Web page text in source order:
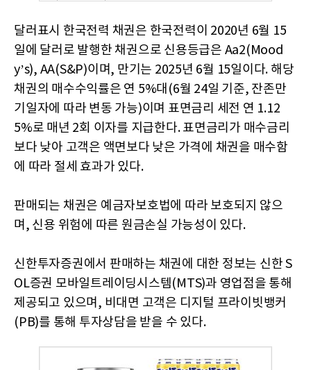
달러표시 한국전력 채권은 한국전력이 2020년 6월 15
일에 달러로 발행한 채권으로 신용등급은 Aa2(Mood
y’s), AA(S&P)이며, 만기는 2025년 6월 15일이다. 해당
채권의 매수수익률은 연 5%대(6월 24일 기준, 잔존만
기일자에 따라 변동 가능)이며 표면금리 세전 연 1.12
5%로 매년 2회 이자를 지급한다. 표면금리가 매수금리
보다 낮아 고객은 액면보다 낮은 가격에 채권을 매수함
에 따라 절세 효과가 있다.
판매되는 채권은 예금자보호법에 따라 보호되지 않으
며, 신용 위험에 따른 원금손실 가능성이 있다.
신한투자증권에서 판매하는 채권에 대한 정보는 신한 S
OL증권 모바일트레이딩시스템(MTS)과 영업점을 통해
제공되고 있으며, 비대면 고객은 디지털 프라이빗뱅커
(PB)를 통해 투자상담을 받을 수 있다.